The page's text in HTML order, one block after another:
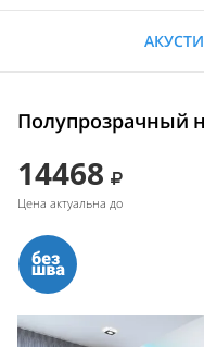
Полупрозрачный
14468
Цена актуальна до